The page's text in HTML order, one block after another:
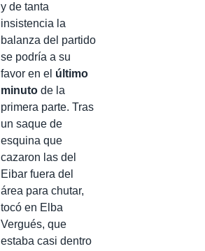
y de tanta
insistencia la
balanza del partido
se podría a su
favor en el último
minuto de la
primera parte. Tras
un saque de
esquina que
cazaron las del
Eibar fuera del
área para chutar,
tocó en Elba
Vergués, que
estaba casi dentro